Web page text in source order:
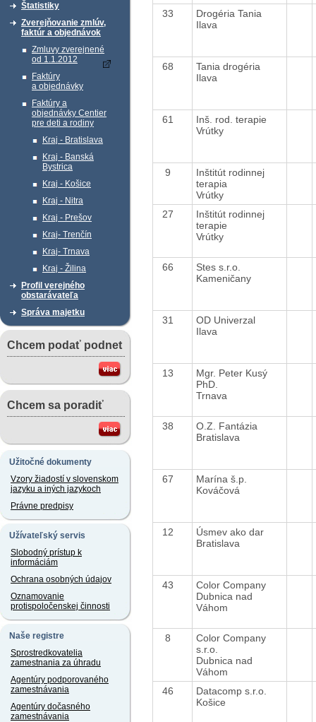
Štatistiky
Zverejňovanie zmlúv,
faktúr a objednávok
Zmluvy zverejnené
od 1.1.2012
Faktúry
a objednávky
Faktúry a
objednávky Centier
pre deti a rodiny
Kraj - Bratislava
Kraj - Banská
Bystrica
Kraj - Košice
Kraj - Nitra
Kraj - Prešov
Kraj- Trenčín
Kraj- Trnava
Kraj - Žilina
Profil verejného
obstarávateľa
Správa majetku
Chcem podať podnet
Chcem sa poradiť
Užitočné dokumenty
Vzory žiadostí v slovenskom
jazyku a iných jazykoch
Právne predpisy
Užívateľský servis
Slobodný prístup k
informáciám
Ochrana osobných údajov
Oznamovanie
protispoločenskej činnosti
Naše registre
Sprostredkovatelia
zamestnania za úhradu
Agentúry podporovaného
zamestnávania
Agentúry dočasného
zamestnávania
33
Drogéria Tania
Ilava
68
Tania drogéria
Ilava
61
Inš. rod. terapie
Vrútky
9
Inštitút rodinnej
terapia
Vrútky
27
Inštitút rodinnej
terapie
Vrútky
66
Stes s.r.o.
Kameničany
31
OD Univerzal
Ilava
13
Mgr. Peter Kusý
PhD.
Trnava
38
O.Z. Fantázia
Bratislava
67
Marína š.p.
Kováčová
12
Úsmev ako dar
Bratislava
43
Color Company
Dubnica nad
Váhom
8
Color Company
s.r.o.
Dubnica nad
Váhom
46
Datacomp s.r.o.
Košice